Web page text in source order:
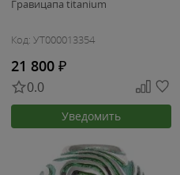
Гравицапа titanium
Код: УТ000013354
21 800 ₽
0.0
Уведомить